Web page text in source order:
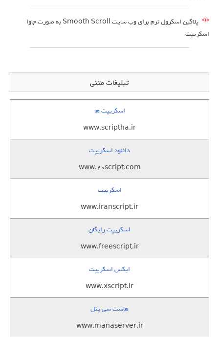
پلاگین اسکرول نرم برای وب سایت Smooth Scroll به صورت جاوا
اسکریپت
تبلیغات متنی
اسکریپت ها
www.scriptha.ir
دانلود اسکریپت
www.20script.com
اسکریپت
www.iranscript.ir
اسکریپت رایگان
www.freescript.ir
ایکس اسکریپت
www.xscript.ir
هاست سی پنل
www.manaserver.ir